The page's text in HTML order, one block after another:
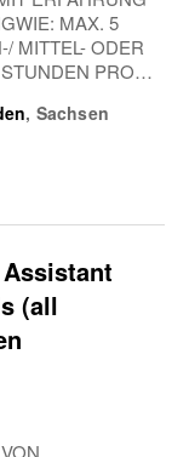
MAX. 5
MITTEL- ODER
PRO
Verständnis
, Sachsen
(all